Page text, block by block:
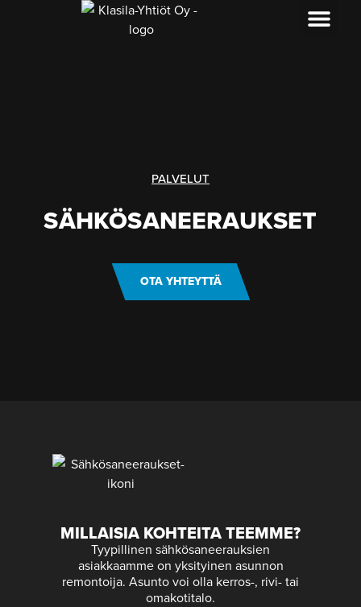
PALVELUT
SÄHKÖSANEERAUKSET
OTA YHTEYTTÄ
MILLAISIA KOHTEITA TEEMME?
Tyypillinen sähkösaneerauksien
asiakkaamme on yksityinen asunnon
remontoija. Asunto voi olla kerros-, rivi- tai
omakotitalo.